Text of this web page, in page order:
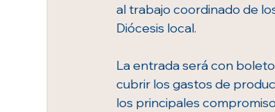
al trabajo coordinado de
Diócesis local.
La entrada será con
cubrir los gastos de
los principales